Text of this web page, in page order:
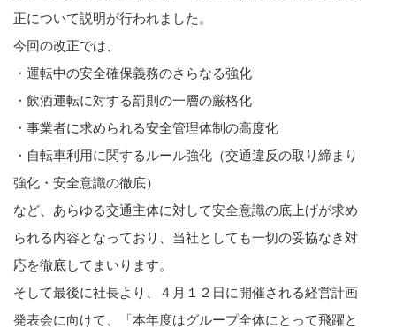
正について説明が行われました。
今回の改正では、
・運転中の安全確保義務のさらなる強化
・飲酒運転に対する罰則の一層の厳格化
・事業者に求められる安全管理体制の高度化
・自転車利用に関するルール強化（交通違反の取り締まり
強化・安全意識の徹底）
など、あらゆる交通主体に対して安全意識の底上げが求め
られる内容となっており、当社としても一切の妥協なき対
応を徹底してまいります。
そして最後に社長より、４月１２日に開催される経営計画
発表会に向けて、「本年度はグループ全体にとって飛躍と